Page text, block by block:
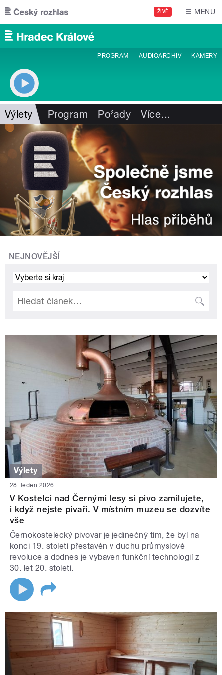
Přejít k hlavnímu obsahu
ŽIVĚ MENU
PROGRAM AUDIOARCHIV KAMERY
Výlety Program Pořady Více…
NEJNOVĚJŠÍ
Výlety
28. leden 2026
V Kostelci nad Černými lesy si pivo zamilujete,
i když nejste pivaři. V místním muzeu se dozvíte
vše
Černokostelecký pivovar je jedinečný tím, že byl na
konci 19. století přestavěn v duchu průmyslové
revoluce a dodnes je vybaven funkční technologií z
30. let 20. století.